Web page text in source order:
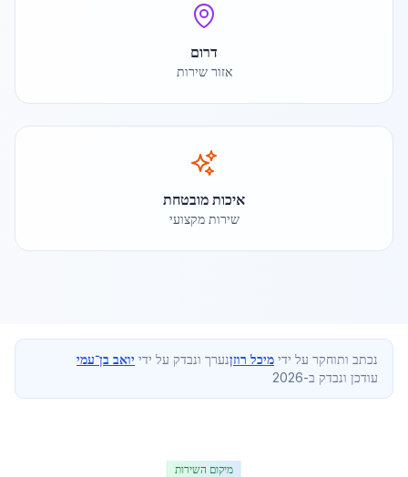
דרום
אזור שירות
איכות מובטחת
שירות מקצועי
נכתב ותוחקר על ידי מיכל רוזןנערך ונבדק על ידי יואב בן־עמי
עודכן ונבדק ב-2026
מיקום השירות